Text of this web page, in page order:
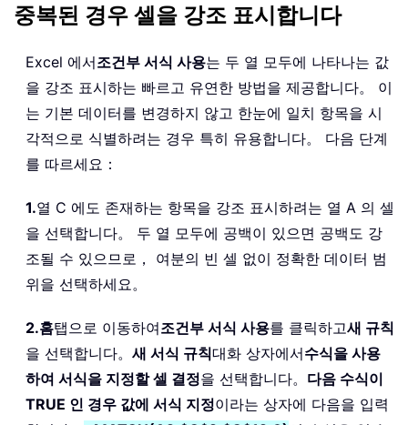
중복된 경우 셀을 강조 표시합니다
Excel 에서조건부 서식 사용는 두 열 모두에 나타나는 값
을 강조 표시하는 빠르고 유연한 방법을 제공합니다。 이
는 기본 데이터를 변경하지 않고 한눈에 일치 항목을 시
각적으로 식별하려는 경우 특히 유용합니다。 다음 단계
를 따르세요：
1.열 C 에도 존재하는 항목을 강조 표시하려는 열 A 의 셀
을 선택합니다。 두 열 모두에 공백이 있으면 공백도 강
조될 수 있으므로， 여분의 빈 셀 없이 정확한 데이터 범
위을 선택하세요。
2.홈탭으로 이동하여조건부 서식 사용를 클릭하고새 규칙
을 선택합니다。 새 서식 규칙대화 상자에서수식을 사용
하여 서식을 지정할 셀 결정을 선택합니다。 다음 수식이
TRUE 인 경우 값에 서식 지정이라는 상자에 다음을 입력